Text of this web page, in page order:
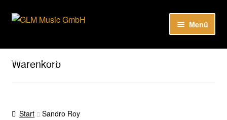
Hier sind unsere Neuigkeiten zu hören: Spotify
Zur
Zum
Menü
Unser Katalog
Warenkorb
Start Sandro Roy